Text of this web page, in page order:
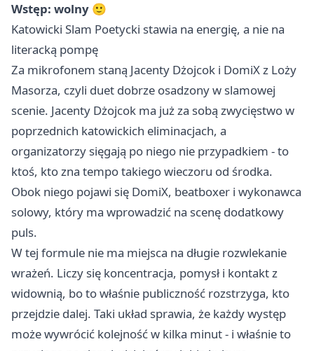
Wstęp: wolny 🙂
Katowicki Slam Poetycki stawia na energię, a nie na
literacką pompę
Za mikrofonem staną Jacenty Dżojcok i DomiX z Loży
Masorza, czyli duet dobrze osadzony w slamowej
scenie. Jacenty Dżojcok ma już za sobą zwycięstwo w
poprzednich katowickich eliminacjach, a
organizatorzy sięgają po niego nie przypadkiem - to
ktoś, kto zna tempo takiego wieczoru od środka.
Obok niego pojawi się DomiX, beatboxer i wykonawca
solowy, który ma wprowadzić na scenę dodatkowy
puls.
W tej formule nie ma miejsca na długie rozwlekanie
wrażeń. Liczy się koncentracja, pomysł i kontakt z
widownią, bo to właśnie publiczność rozstrzyga, kto
przejdzie dalej. Taki układ sprawia, że każdy występ
może wywrócić kolejność w kilka minut - i właśnie to